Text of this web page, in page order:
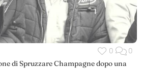
0 0
di Spruzzare Champagne dopo una